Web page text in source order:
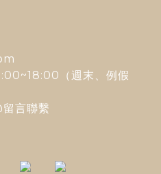
（週末、例假
留言聯繫